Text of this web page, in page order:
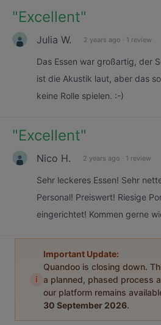
"Excellent"
Julia W. 2 years ago · 1 review
Das Essen war großartig, der
ist die Akustik laut, aber das
keine Rolle spielen. :-)
"Excellent"
Nico H. 2 years ago · 1 review
Sehr leckeres Essen! Sehr
Personal! Preiswert! Riesige
eingerichtet! Kommen gerne
i
Important Update:
Quandoo is closing down.
a planned, phased process
our platform remains
30 September 2026.